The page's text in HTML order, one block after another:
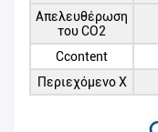
Απελευθέρωση
του CO2
Ccontent
Περιεχόμενο Χ